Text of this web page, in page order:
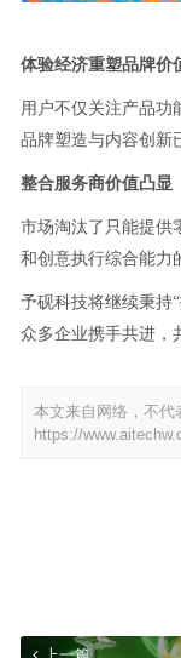
体验经济重塑品牌价
用户不仅关注产品功
品牌塑造与内容创新
整合服务商价值凸显
市场淘汰了只能提供
和创意执行综合能力
予砚科技将继续秉持
众多企业携手共进，
本文来自网络，不代
https://